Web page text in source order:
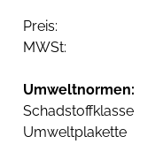
Preis:
MWSt:
Umweltnormen:
Schadstoffklasse
Umweltplakette